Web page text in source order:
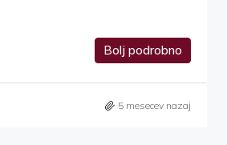
Bolj podrobno
5 mesecev nazaj